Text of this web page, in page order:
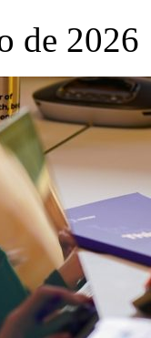
de 2026